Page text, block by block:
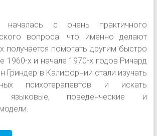
с очень практичного
вопроса: что именно делают
получается помогать другим быстро
1960-х и начале 1970-х годов Ричард
Гриндер в Калифорнии стали изучать
психотерапевтов и искать
языковые, поведенческие и